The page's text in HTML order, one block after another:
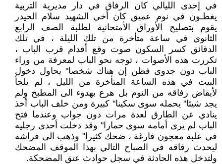
في إحدى الليالي كان الرفاق في دار مديرية التربية
يغطـون في نوم عميق كان أخي الشهيد سلام الحيدر
يقوم بتصليح الأوراق الأمتحانية لطلبة الصف الرابع
الثانوي في ساعة متأخرة من تلك الليلة ، في تلك
الدقائق كسر السكون صوت وقع أقدام قرب الباب ،
تكررت هذه الأصوات ، توجه نحو الباب لمعرفة من وراء
الباب دون جدوى فظن إن هناك شخصا" يحاول دخول
البيت في هذه الساعة المتأخرة من الليل ، لم يلجأ
لأيقاض رفاقه من النوم بل هرع بهدوء الى المطبخ ولم
يجد شيئا" يحمله سوى سكينا" كبيرة ومن خلف الباب أخذ
ينادي عن الطارق لعدة مرات دون جواب وعندما فتح
الباب لم يرى أمامه سوى حمارا" وقد دخلت أحدى رجليه
في علبة معجون فارغة ، ضحك كثيرا" وذهب الى فراشه
ليحدث رفاقه في الصباح التالي بهذا الموقف المضحك
ولتدخل هذه الحادثة في سجل حوادث عتق المضحكة.